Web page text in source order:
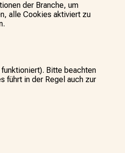
der Branche, um
alle Cookies aktiviert zu
Bitte beachten
führt in der Regel auch zur